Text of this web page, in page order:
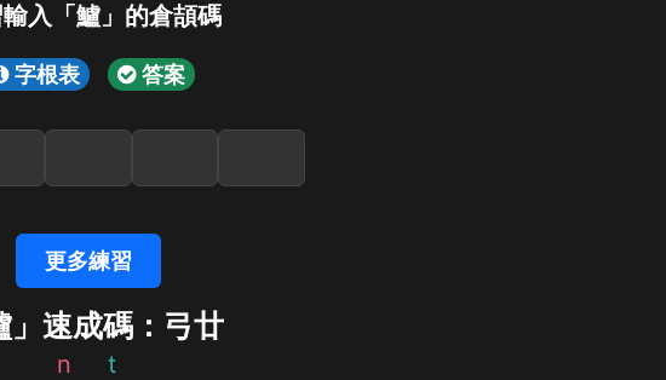
入「鱸」的倉頡碼
字根表 答案
更多練習
」速成碼：弓廿
n t